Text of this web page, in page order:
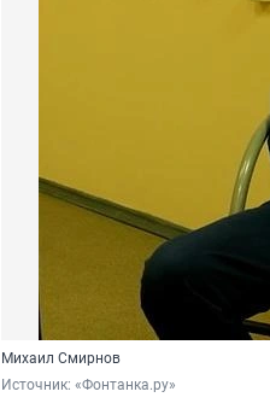
Михаил Смирнов
Источник: «Фонтанка.ру»